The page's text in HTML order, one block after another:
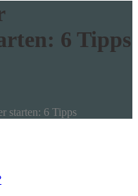
6 Tipps
starten: 6 Tipps